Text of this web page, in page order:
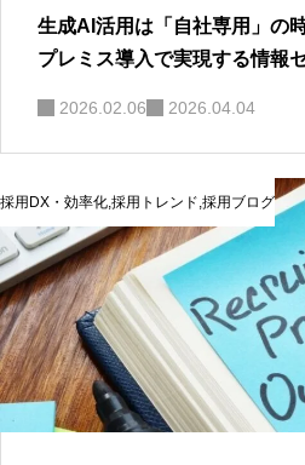
生成AI活用は「自社専用」の
プレミス導入で実現する情報
2026.02.06 2026.04.04
採用DX・効率化 採用トレンド 採用ブログ